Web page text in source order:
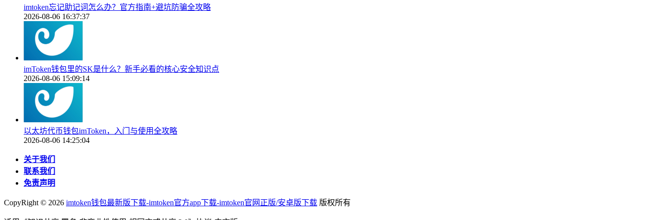
imtoken忘记助记词怎么办？官方指南+避坑防骗全攻略
2026-08-06 16:37:37
imToken钱包里的SK是什么？新手必看的核心安全知识点
2026-08-06 15:09:14
以太坊代币钱包imToken，入门与使用全攻略
2026-08-06 14:25:04
关于我们
联系我们
免责声明
CopyRight © 2026 imtoken钱包最新版下载-imtoken官方app下载-imtoken官网正版/安卓版下载 版权所有